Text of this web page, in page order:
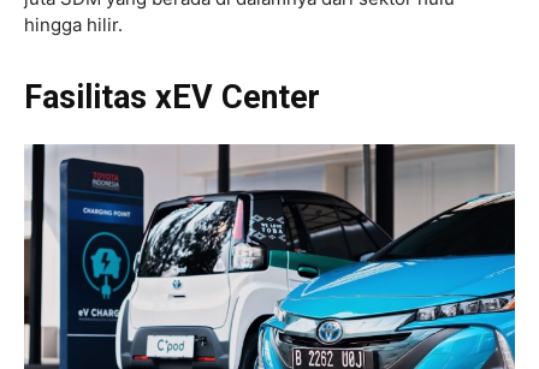
hingga hilir.
Fasilitas xEV Center